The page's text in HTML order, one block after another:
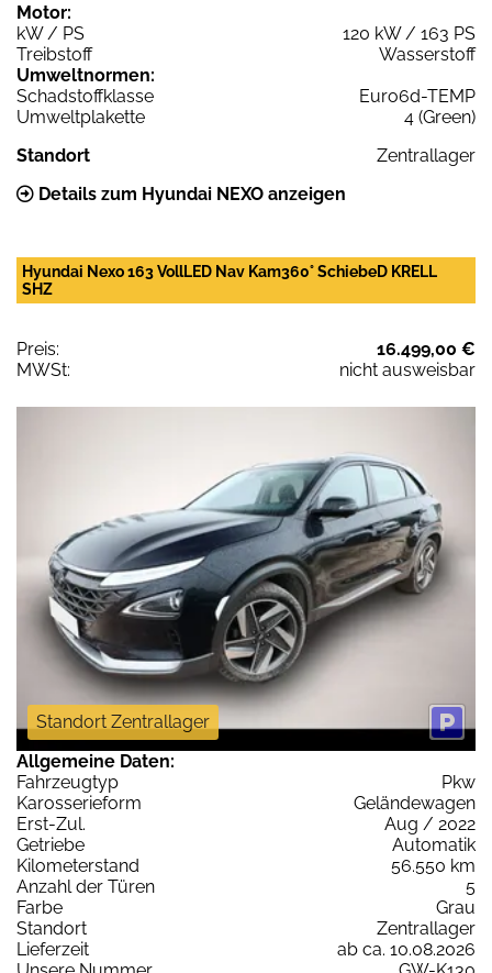
Motor:
kW / PS
120 kW / 163 PS
Treibstoff
Wasserstoff
Umweltnormen:
Schadstoffklasse
Euro6d-TEMP
Umweltplakette
4 (Green)
Standort
Zentrallager
Details zum Hyundai NEXO anzeigen
Hyundai Nexo 163 VollLED Nav Kam360° SchiebeD KRELL
SHZ
Preis:
16.499,00 €
MWSt:
nicht ausweisbar
Standort Zentrallager
Allgemeine Daten:
Fahrzeugtyp
Pkw
Karosserieform
Geländewagen
Erst-Zul.
Aug / 2022
Getriebe
Automatik
Kilometerstand
56.550 km
Anzahl der Türen
5
Farbe
Grau
Standort
Zentrallager
Lieferzeit
ab ca. 10.08.2026